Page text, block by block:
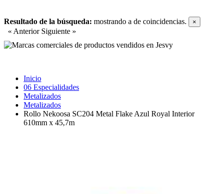
Resultado de la búsqueda: mostrando a de coincidencias. ×
« Anterior Siguiente »
Inicio
06 Especialidades
Metalizados
Metalizados
Rollo Nekoosa SC204 Metal Flake Azul Royal Interior
610mm x 45,7m